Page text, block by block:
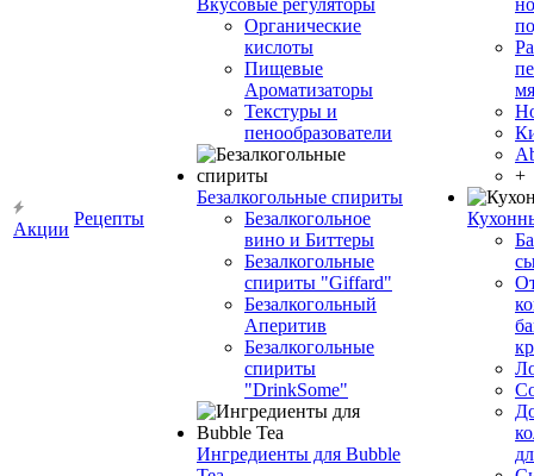
Акции
Рецепты
Вкусовые регуляторы
Органические
кислоты
Пищевые
Ароматизаторы
Текстуры и
пенообразователи
Безалкогольные спириты
Безалкогольное
вино и Биттеры
Безалкогольные
спириты "Giffard"
Безалкогольный
Аперитив
Безалкогольные
спириты
"DrinkSome"
Ингредиенты для Bubble
+